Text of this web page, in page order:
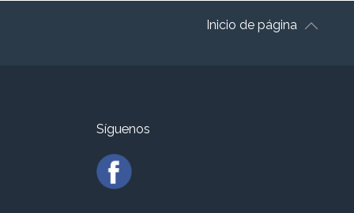
Inicio de página
Síguenos